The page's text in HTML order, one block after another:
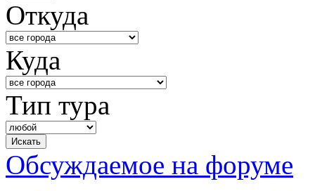
Откуда
Куда
Тип тура
Обсуждаемое на форуме